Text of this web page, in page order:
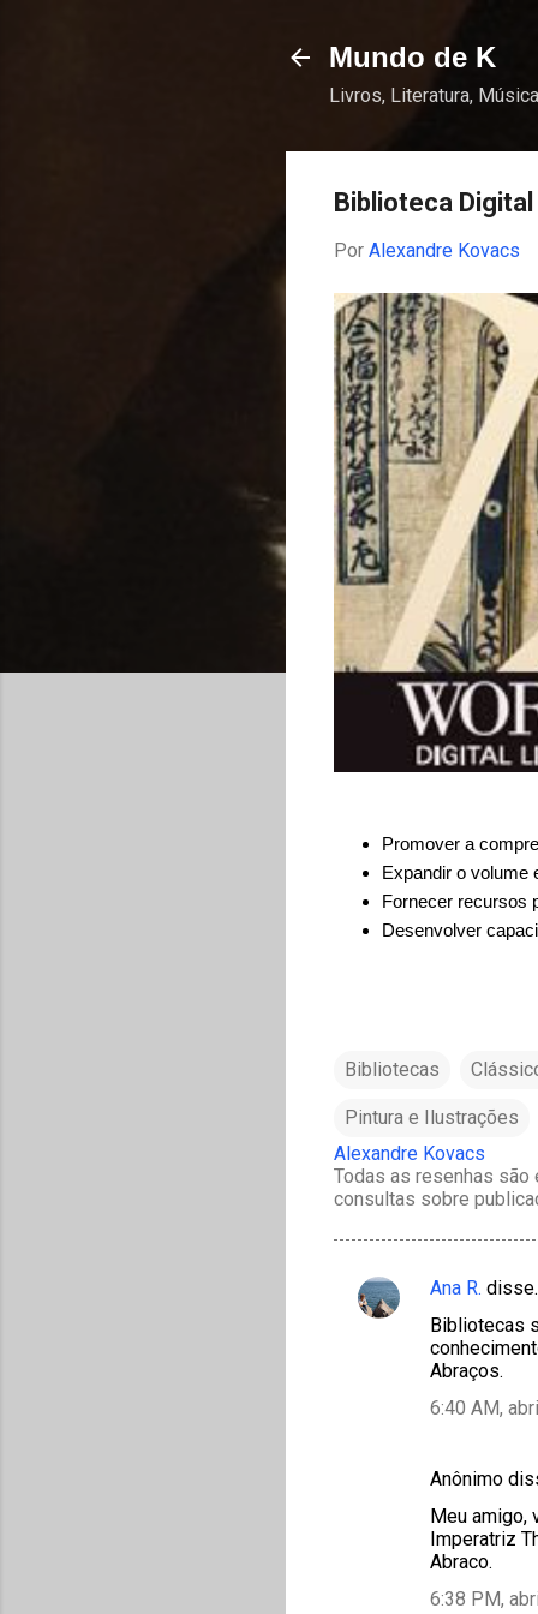
Mundo de K
Livros, Literatura,
Biblioteca Digital
Por Alexandre Kovacs
Promover a
Expandir o volume
Fornecer recursos
Desenvolver
Bibliotecas
Pintura e Ilustrações
Alexandre Kovacs
Todas as resenhas são
consultas sobre
C
Ana R.
Bibliotecas
Abraços.
6:40 AM,
Anônimo
Meu amigo,
Imperatriz
Abraco.
6:38 PM,